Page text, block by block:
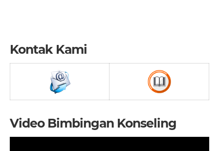
Kontak Kami
Video Bimbingan Konseling